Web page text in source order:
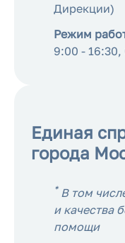
Дирекции)
Режим
9:00 -
Единая
города
*В том
и качества
помощи